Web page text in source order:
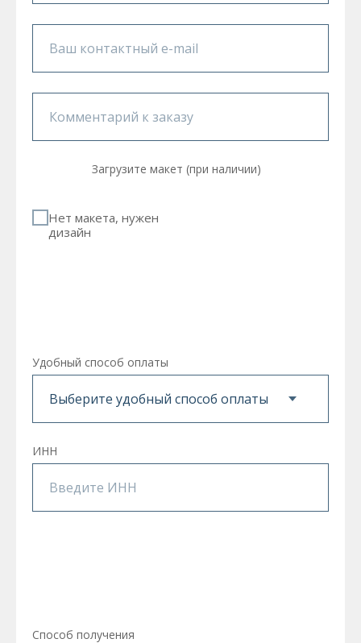
Загрузите макет (при наличии)
Нет макета, нужен
дизайн
Удобный способ оплаты
ИНН
Способ получения